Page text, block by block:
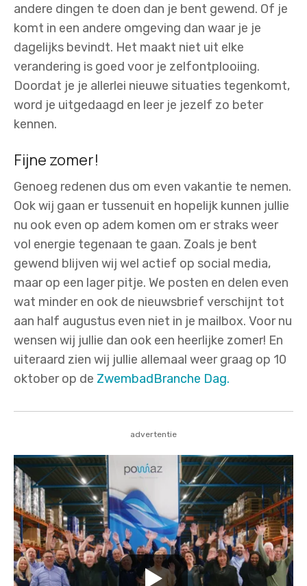
andere dingen te doen dan je bent gewend. Of je
komt in een andere omgeving dan waar je je
dagelijks bevindt. Het maakt niet uit elke
verandering is goed voor je zelfontplooiing.
Doordat je je allerlei nieuwe situaties tegenkomt,
word je uitgedaagd en leer je jezelf zo beter
kennen.
Fijne zomer!
Genoeg redenen dus om even vakantie te nemen.
Ook wij gaan er tussenuit en hopelijk kunnen jullie
nu ook even op adem komen om er straks weer
vol energie tegenaan te gaan. Zoals je bent
gewend blijven wij wel actief op social media,
maar op een lager pitje. We posten en delen even
wat minder en ook de nieuwsbrief verschijnt tot
aan half augustus even niet in je mailbox. Voor nu
wensen wij jullie dan ook een heerlijke zomer! En
uiteraard zien wij jullie allemaal weer graag op 10
oktober op de ZwembadBranche Dag.
advertentie